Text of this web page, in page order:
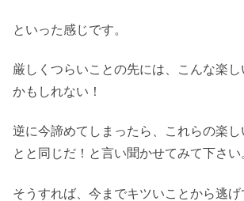
といった感じです。
厳しくつらいことの先には、こんな楽
かもしれない！
逆に今諦めてしまったら、これらの楽し
とと同じだ！と言い聞かせてみて下さい
そうすれば、今までキツいことから逃